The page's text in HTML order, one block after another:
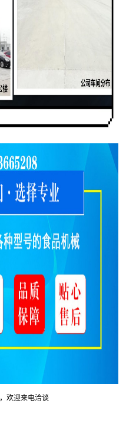
，欢迎来电洽谈